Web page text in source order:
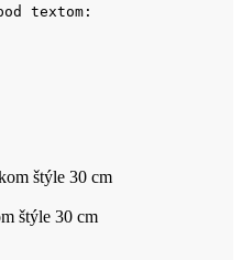
textom:
štýle 30 cm